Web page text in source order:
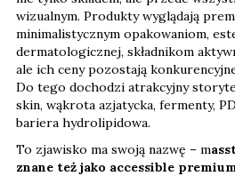
wizualnym. Produkty wyglądają
minimalistycznym opakowaniom,
dermatologicznej, składnikom
ale ich ceny pozostają
Do tego dochodzi atrakcyjny
skin, wąkrota azjatycka, fermenty,
bariera hydrolipidowa.
To zjawisko ma swoją nazwę – m
znane też jako accessible